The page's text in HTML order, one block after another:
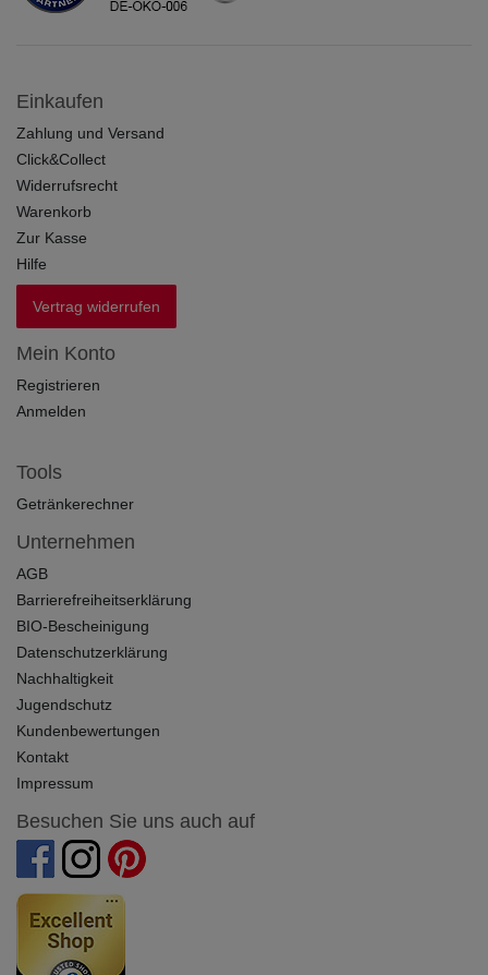
Einkaufen
Zahlung und Versand
Click&Collect
Widerrufsrecht
Warenkorb
Zur Kasse
Hilfe
Vertrag widerrufen
Mein Konto
Registrieren
Anmelden
Tools
Getränkerechner
Unternehmen
AGB
Barrierefreiheitserklärung
BIO-Bescheinigung
Datenschutzerklärung
Nachhaltigkeit
Jugendschutz
Kundenbewertungen
Kontakt
Impressum
Besuchen Sie uns auch auf